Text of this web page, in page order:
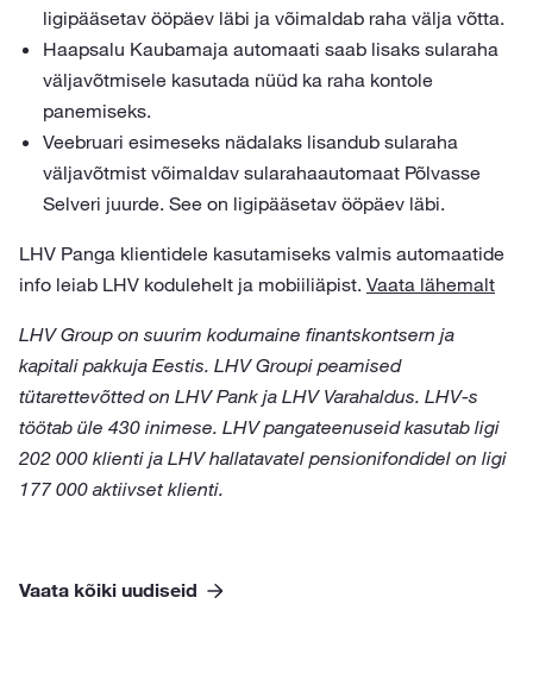
ligipääsetav ööpäev läbi ja võimaldab raha välja võtta.
Haapsalu Kaubamaja automaati saab lisaks sularaha
väljavõtmisele kasutada nüüd ka raha kontole
panemiseks.
Veebruari esimeseks nädalaks lisandub sularaha
väljavõtmist võimaldav sularahaautomaat Põlvasse
Selveri juurde. See on ligipääsetav ööpäev läbi.
LHV Panga klientidele kasutamiseks valmis automaatide
info leiab LHV kodulehelt ja mobiiliäpist. Vaata lähemalt
LHV Group on suurim kodumaine finantskontsern ja
kapitali pakkuja Eestis. LHV Groupi peamised
tütarettevõtted on LHV Pank ja LHV Varahaldus. LHV-s
töötab üle 430 inimese. LHV pangateenuseid kasutab ligi
202 000 klienti ja LHV hallatavatel pensionifondidel on ligi
177 000 aktiivset klienti.
Vaata kõiki uudiseid